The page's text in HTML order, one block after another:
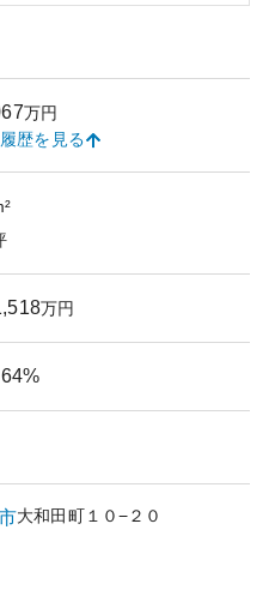
スクは低いと考えられて
対する建物の耐震性や地域
重要です。しかし、具体的
は、八王子市の中でも便
できるマンションです。
万円
歴を見る
万円
%
大和田町１０−２０